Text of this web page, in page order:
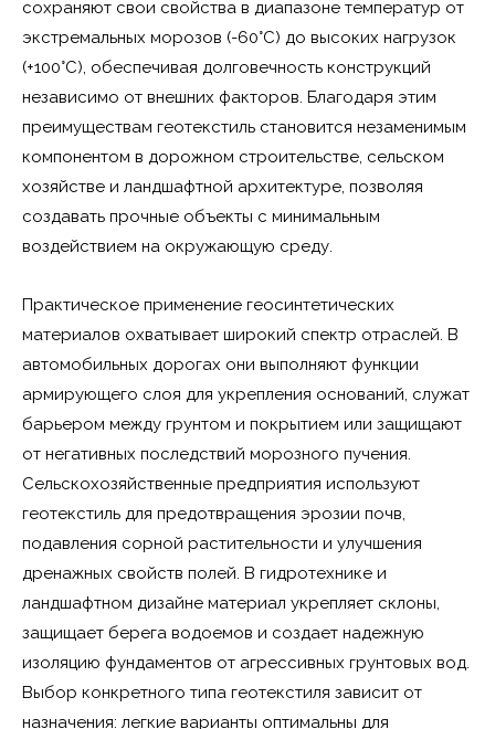
сохраняют свои свойства в диапазоне температур от
экстремальных морозов (-60°C) до высоких нагрузок
(+100°C), обеспечивая долговечность конструкций
независимо от внешних факторов. Благодаря этим
преимуществам геотекстиль становится незаменимым
компонентом в дорожном строительстве, сельском
хозяйстве и ландшафтной архитектуре, позволяя
создавать прочные объекты с минимальным
воздействием на окружающую среду.
Практическое применение геосинтетических
материалов охватывает широкий спектр отраслей. В
автомобильных дорогах они выполняют функции
армирующего слоя для укрепления оснований, служат
барьером между грунтом и покрытием или защищают
от негативных последствий морозного пучения.
Сельскохозяйственные предприятия используют
геотекстиль для предотвращения эрозии почв,
подавления сорной растительности и улучшения
дренажных свойств полей. В гидротехнике и
ландшафтном дизайне материал укрепляет склоны,
защищает берега водоемов и создает надежную
изоляцию фундаментов от агрессивных грунтовых вод.
Выбор конкретного типа геотекстиля зависит от
назначения: легкие варианты оптимальны для